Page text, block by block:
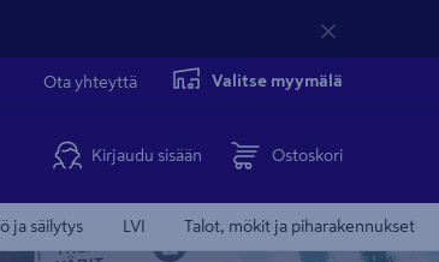
Ota yhteyttä Valitse myymälä
Kirjaudu sisään Ostoskori
ja säilytys LVI Talot, mökit ja piharakennukset